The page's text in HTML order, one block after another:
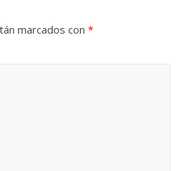
marcados con *